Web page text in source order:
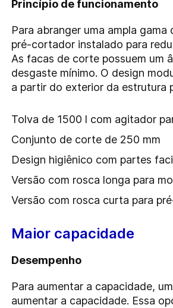
Princípio de funcionamento
Para abranger uma ampla
pré-cortador instalado para
As facas de corte possuem um
desgaste mínimo. O design
a partir do exterior da estrutura
Tolva de 1500 l com agitador
Conjunto de corte de 250 mm
Design higiênico com partes
Versão com rosca longa para
Versão com rosca curta para
Maior capacidade
Desempenho
Para aumentar a capacidade,
aumentar a capacidade. Essa